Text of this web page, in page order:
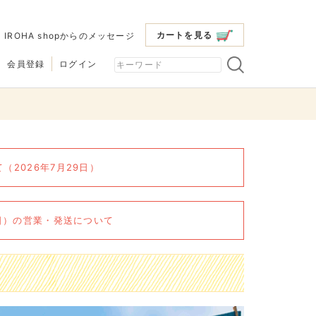
カートを見る
IROHA shopからのメッセージ
会員登録 ログイン
（2026年7月29日）
の営業・発送について